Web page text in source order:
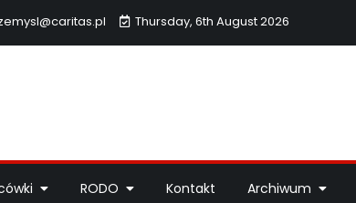
Thursday, 6th August 2026
RODO Kontakt Archiwum